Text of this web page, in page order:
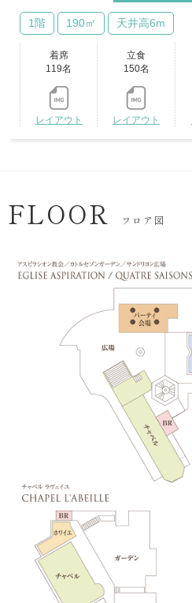
1階 190㎡ 天井高6m
着席
119名
レイアウト
立食
150名
レイアウト
FLOOR フロア図